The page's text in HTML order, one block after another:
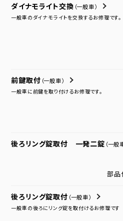
ダイナモライト交換 （一般車）
一般車のダイナモライトを交換するお修理です。
前鍵取付 （一般車）
一般車に前鍵を取り付けるお修理です。
後ろリング錠取付 一発二錠 （一般
部品
後ろリング錠取付 （一般車）
一般車の後ろにリング錠を取付けるお修理です